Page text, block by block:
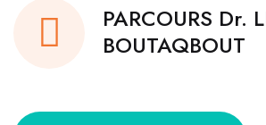
PARCOURS Dr.
BOUTAQBOUT